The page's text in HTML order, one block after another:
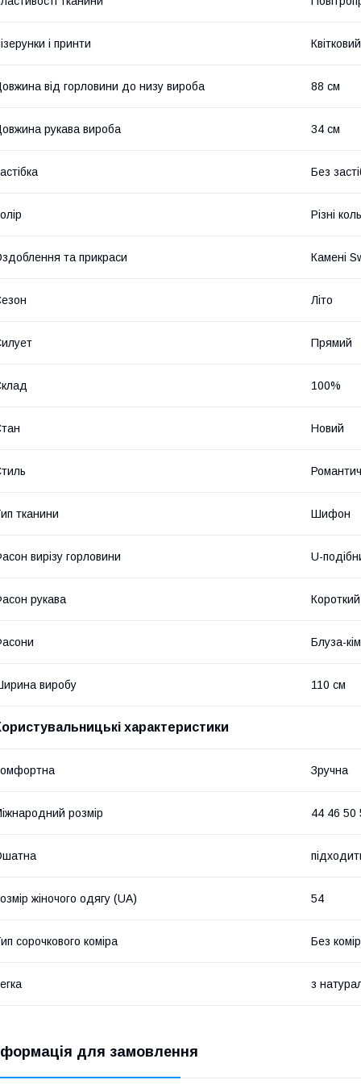
і принти
від горловини до низу вироба 88 см
рукава вироба 34 см
Без
Різні
та прикраси Камені
Літо
Прямий
100%
Новий
тканини Шифон
вирізу горловини U-
рукава Короткий
Блуза-
виробу 110 см
характеристики
Зручна
розмір 44 46 50
жіночого одягу (UA) 54
сорочкового коміра Без
з
для замовлення